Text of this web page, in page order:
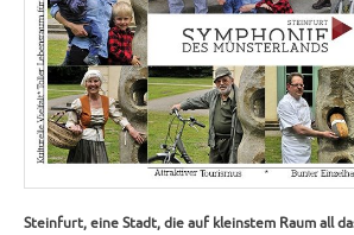
Steinfurt, eine Stadt, die auf kleinstem Raum all